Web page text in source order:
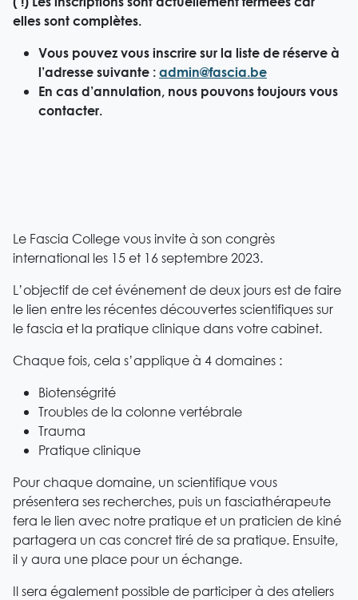
elles sont complètes.
Vous pouvez vous inscrire sur la liste de réserve à
l’adresse suivante : admin@fascia.be
En cas d’annulation, nous pouvons toujours vous
contacter.
Le Fascia College vous invite à son congrès
international les 15 et 16 septembre 2023.
L’objectif de cet événement de deux jours est de faire
le lien entre les récentes découvertes scientifiques sur
le fascia et la pratique clinique dans votre cabinet.
Chaque fois, cela s’applique à 4 domaines :
Biotenségrité
Troubles de la colonne vertébrale
Trauma
Pratique clinique
Pour chaque domaine, un scientifique vous
présentera ses recherches, puis un fasciathérapeute
fera le lien avec notre pratique et un praticien de kiné
partagera un cas concret tiré de sa pratique. Ensuite,
il y aura une place pour un échange.
Il sera également possible de participer à des ateliers